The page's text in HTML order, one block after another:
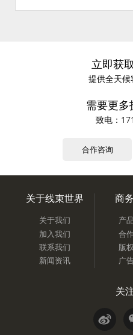
立即获
提供全天
需要更多
致电：
合作咨询
关于线束世界
关于我们
加入我们
联系我们
新闻资讯
商
产
合
版
广
关